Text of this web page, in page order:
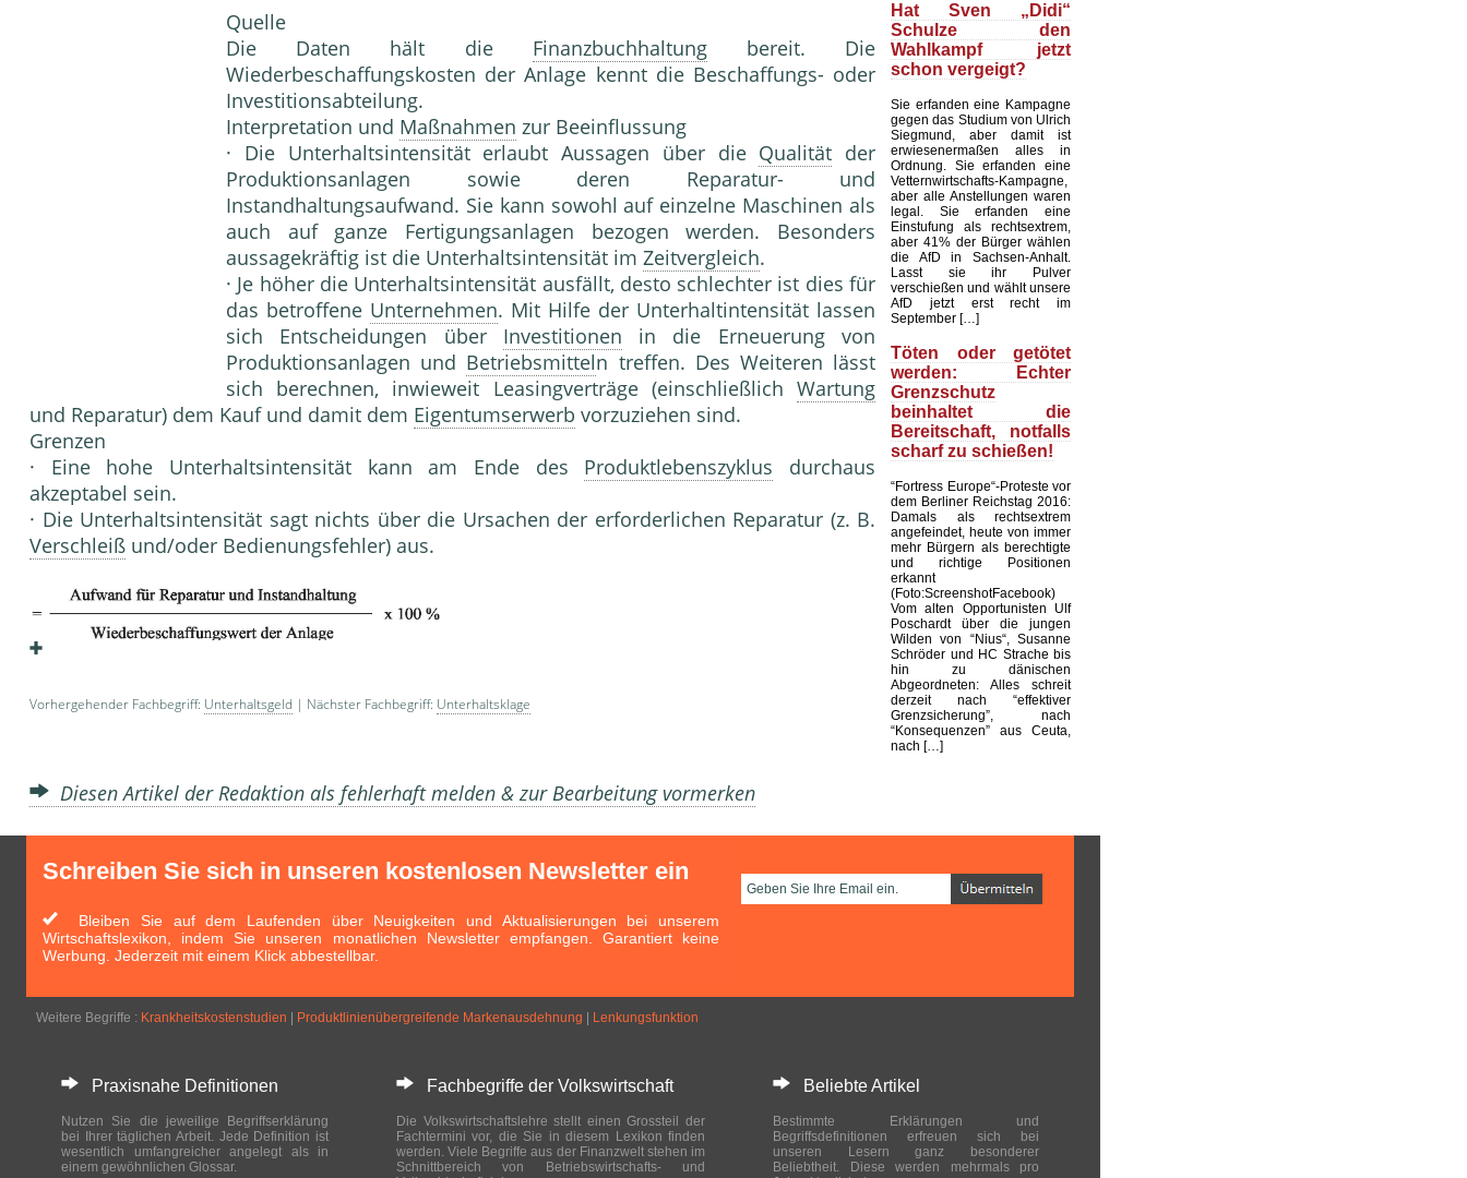
Quelle
Die Daten hält die Finanzbuchhaltungbereit. Die
Wiederbeschaffungskos­ten der Anlage kennt die Beschaffungs- oder
Investitionsabteilung.
Interpretation und Maßnahmen zur Beeinflussung
· Die Unterhaltsintensität erlaubt Aussagen über die Qualität der
Produk­tionsanlagen sowie deren Reparatur- und
Instandhaltungsaufwand. Sie kann sowohl auf einzelne Maschinen als
auch auf ganze Fertigungsan­lagen bezogen werden. Besonders
aussagekräftig ist die Unterhaltsinten­sität im Zeitvergleich.
· Je höher die Unterhaltsintensität ausfällt, desto schlechter ist dies für
das betroffene Unternehmen. Mit Hilfe der Unterhaltintensität lassen
sich Entscheidungen über Investitionen in die Erneuerung von
Produktions­anlagen und Betriebsmitteln treffen. Des Weiteren lässt
sich berechnen, inwieweit Leasingverträge (einschließlich Wartung
und Reparatur) dem Kauf und damit dem Eigentumserwerb vorzuziehen sind.
Grenzen
· Eine hohe Unterhaltsintensität kann am Ende des Produktlebenszyklus durchaus
akzeptabel sein.
· Die Unterhaltsintensität sagt nichts über die Ursachen der erforderlichen Reparatur (z. B.
Verschleiß und/oder Bedienungsfehler) aus.
Vorhergehender Fachbegriff: Unterhaltsgeld | Nächster Fachbegriff: Unterhaltsklage
Diesen Artikel der Redaktion als fehlerhaft melden & zur Bearbeitung vormerken
Hat Sven „Didi“
Schulze den
Wahlkampf jetzt
schon vergeigt?
Sie erfanden eine Kampagne
gegen das Studium von Ulrich
Siegmund, aber damit ist
erwiesenermaßen alles in
Ordnung. Sie erfanden eine
Vetternwirtschafts-Kampagne,
aber alle Anstellungen waren
legal. Sie erfanden eine
Einstufung als rechtsextrem,
aber 41% der Bürger wählen
die AfD in Sachsen-Anhalt.
Lasst sie ihr Pulver
verschießen und wählt unsere
AfD jetzt erst recht im
September […]
Töten oder getötet
werden: Echter
Grenzschutz
beinhaltet die
Bereitschaft, notfalls
scharf zu schießen!
“Fortress Europe“-Proteste vor
dem Berliner Reichstag 2016:
Damals als rechtsextrem
angefeindet, heute von immer
mehr Bürgern als berechtigte
und richtige Positionen
erkannt
(Foto:ScreenshotFacebook)
Vom alten Opportunisten Ulf
Poschardt über die jungen
Wilden von “Nius“, Susanne
Schröder und HC Strache bis
hin zu dänischen
Abgeordneten: Alles schreit
derzeit nach “effektiver
Grenzsicherung”, nach
“Konsequenzen” aus Ceuta,
nach […]
Schreiben Sie sich in unseren kostenlosen Newsletter ein
Bleiben Sie auf dem Laufenden über Neuigkeiten und Aktualisierungen bei unserem
Wirtschaftslexikon, indem Sie unseren monatlichen Newsletter empfangen. Garantiert keine
Werbung. Jederzeit mit einem Klick abbestellbar.
Weitere Begriffe : Krankheitskostenstudien Produktlinienübergreifende Markenausdehnung Lenkungsfunktion
Praxisnahe Definitionen
Nutzen Sie die jeweilige Begriffserklärung
bei Ihrer täglichen Arbeit. Jede Definition ist
wesentlich umfangreicher angelegt als in
einem gewöhnlichen Glossar.
Fachbegriffe der Volkswirtschaft
Die Volkswirtschaftslehre stellt einen Grossteil der
Fachtermini vor, die Sie in diesem Lexikon finden
werden. Viele Begriffe aus der Finanzwelt stehen im
Schnittbereich von Betriebswirtschafts- und
Beliebte Artikel
Bestimmte Erklärungen und
Begriffsdefinitionen erfreuen sich bei
unseren Lesern ganz besonderer
Beliebtheit. Diese werden mehrmals pro